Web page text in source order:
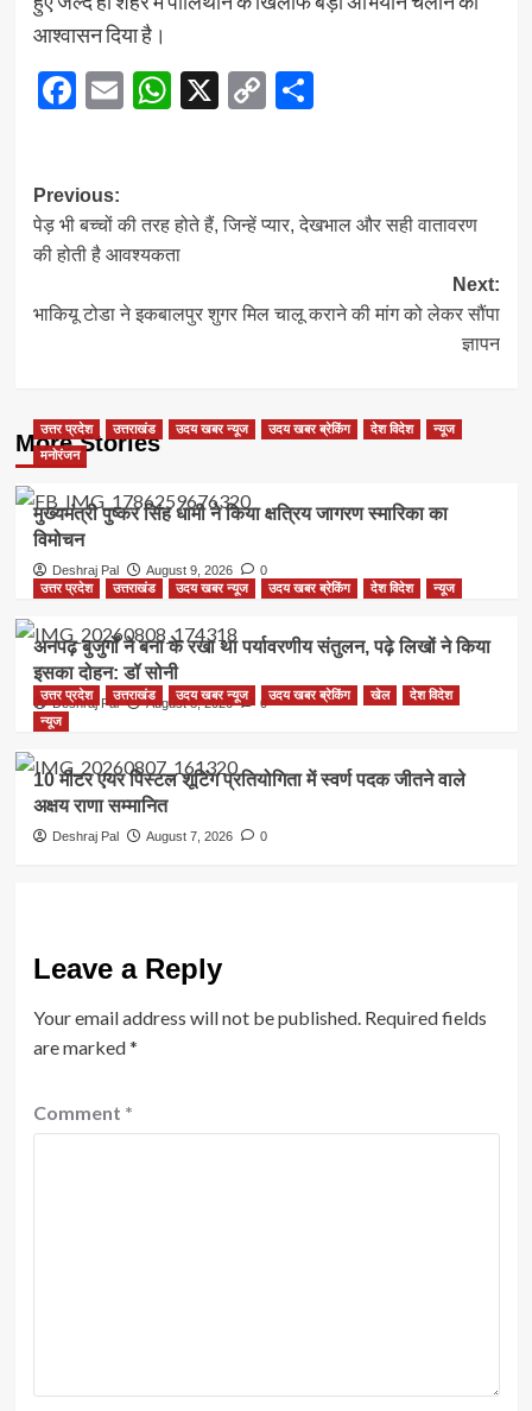
आश्वासन दिया है।
Facebook
EmailWhatsApp
X CopyShare
Post
navigation
Previous:
पेड़ भी बच्चों की तरह होते हैं, जिन्हें प्यार, देखभाल और सही वातावरण
की होती है आवश्यकता
Next:
भाकियू टोडा ने इकबालपुर शुगर मिल चालू कराने की मांग को लेकर सौंपा
ज्ञापन
More Stories
उत्तर प्रदेश उत्तराखंड उदय खबर न्यूज उदय खबर ब्रेकिंग देश विदेश
न्यूज
मनोरंजन
मुख्यमंत्री पुष्कर सिंह धामी ने किया क्षत्रिय जागरण स्मारिका का
विमोचन
Deshraj Pal August 9, 2026
0
उत्तर प्रदेश
उत्तराखंड उदय खबर न्यूज उदय खबर ब्रेकिंग देश विदेश न्यूज
अनपढ़ बुजुर्गों ने बना के रखा था पर्यावरणीय संतुलन, पढ़े लिखों ने किया
इसका दोहन: डॉ सोनी
Deshraj Pal August 8, 2026 0
उत्तर प्रदेश उत्तराखंड उदय खबर न्यूज उदय खबर ब्रेकिंग खेल
देश विदेश
न्यूज
10 मीटर एयर पिस्टल शूटिंग प्रतियोगिता में स्वर्ण पदक जीतने वाले
अक्षय राणा सम्मानित
Deshraj Pal August 7, 2026 0
Leave a Reply
Your email address will not be published. Required fields
are marked*
Comment *